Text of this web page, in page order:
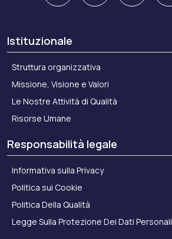
Istituzionale
Struttura organizzativa
Missione, Visione e Valori
Le Nostre Attività di Qualità
Risorse Umane
Responsabilità legale
Informativa sulla Privacy
Politica sui Cookie
Politica Della Qualità
Legge Sulla Protezione Dei Dati Personali